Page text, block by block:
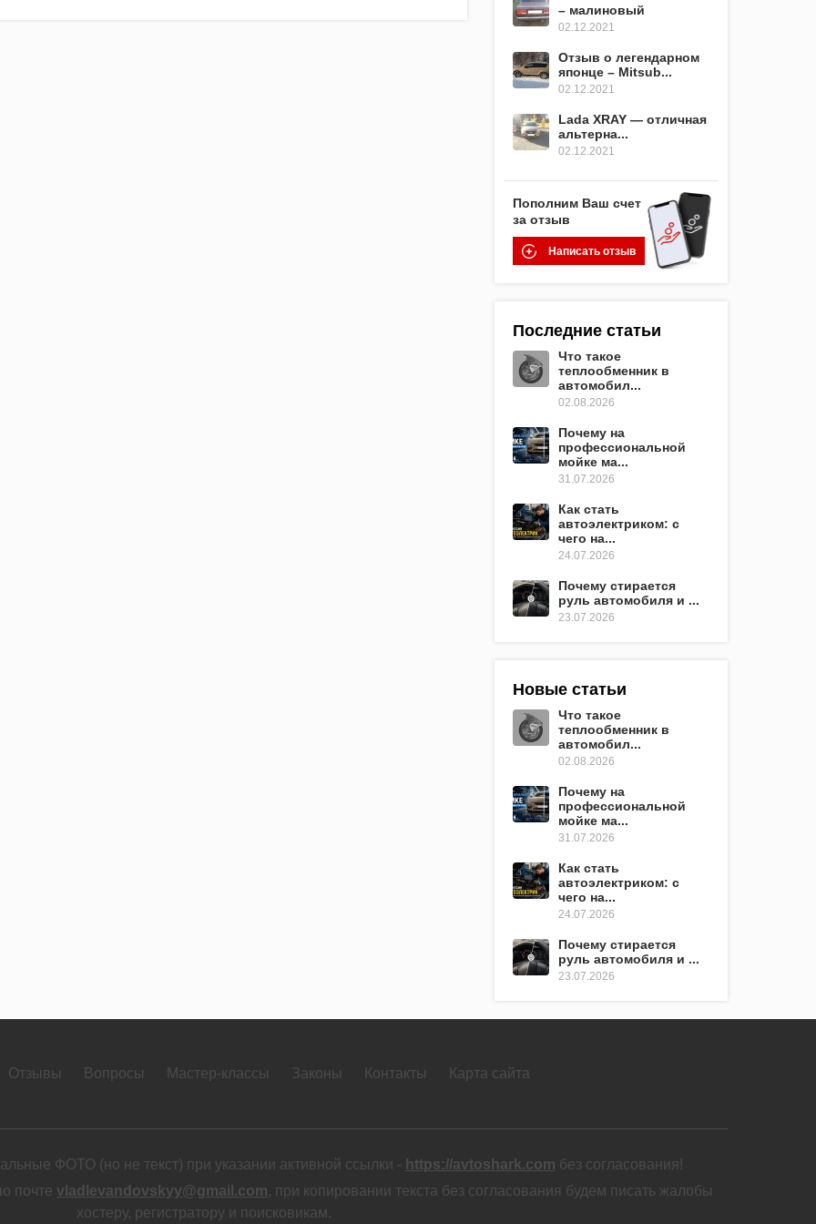
– малиновый
02.12.2021
Отзыв о легендарном
японце – Mitsub...
02.12.2021
Lada XRAY — отличная
альтерна...
02.12.2021
Пополним Ваш счет
за отзыв
Написать отзыв
Последние статьи
Что такое
теплообменник в
автомобил...
02.08.2026
Почему на
профессиональной
мойке ма...
31.07.2026
Как стать
автоэлектриком: с
чего на...
24.07.2026
Почему стирается
руль автомобиля и ...
23.07.2026
Новые статьи
Что такое
теплообменник в
автомобил...
02.08.2026
Почему на
профессиональной
мойке ма...
31.07.2026
Как стать
автоэлектриком: с
чего на...
24.07.2026
Почему стирается
руль автомобиля и ...
23.07.2026
Отзывы Вопросы Мастер-классы Законы Контакты Карта сайта
ФОТО (но не текст) при указании активной ссылки - https://avtoshark.com без согласования!
почте vladlevandovskyy@gmail.com, при копировании текста без согласования будем писать жалобы
хостеру, регистратору и поисковикам.